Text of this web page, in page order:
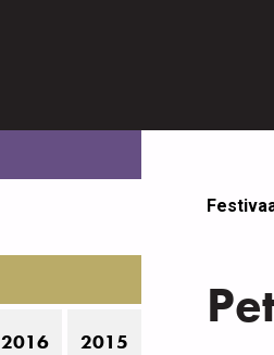
2016 2015